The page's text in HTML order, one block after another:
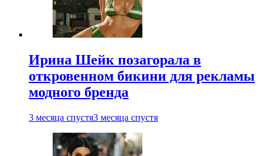
Ирина Шейк позагорала в
откровенном бикини для рекламы
модного бренда
3 месяца спустя3 месяца спустя